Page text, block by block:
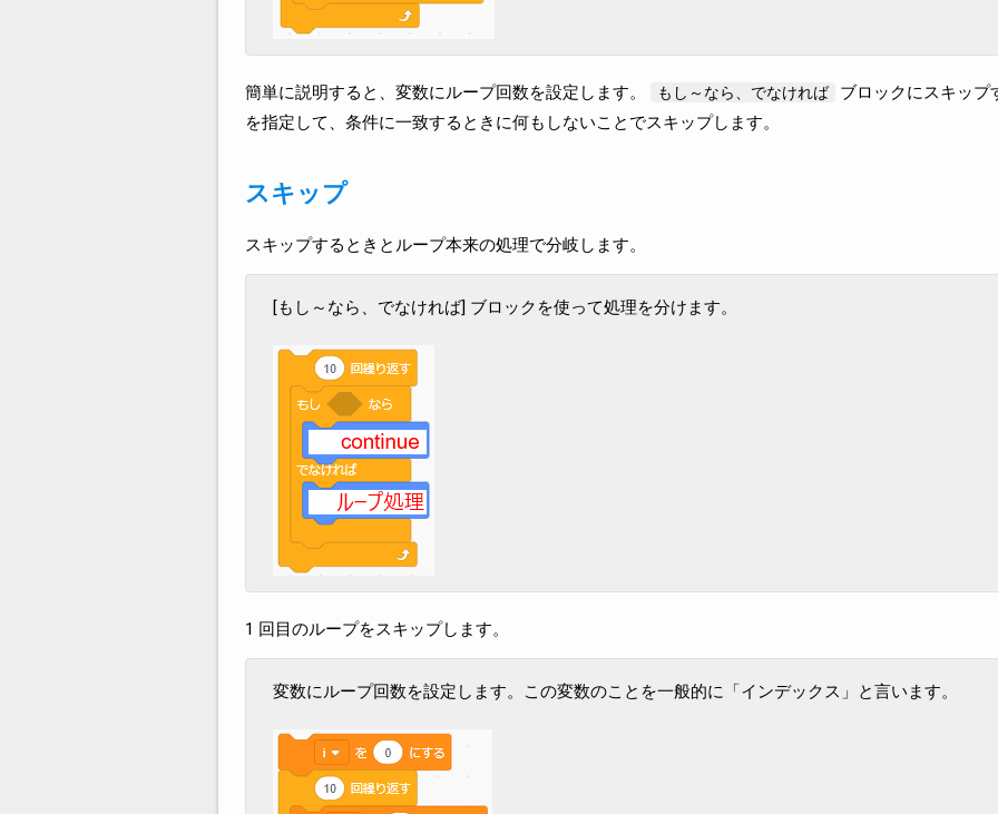
簡単に説明すると、変数にループ回数を設定します。 もし～なら、でなければ
ブロックにスキップ
を指定して、条件に一致するときに何もしないことでスキップします。
スキップ
スキップするときとループ本来の処理で分岐します。
[もし～なら、でなければ] ブロックを使って処理を分けます。
1 回目のループをスキップします。
変数にループ回数を設定します。この変数のことを一般的に「インデックス」と言います。